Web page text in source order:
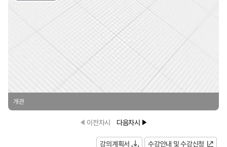
개관
이전차시 다음차시
강의계획서
수강안내 및 수강신청